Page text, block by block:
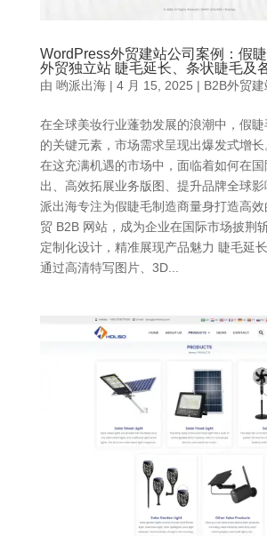
WordPress外贸建站公司案例：假
外贸独立站 睫毛延长、条状睫毛及
由 哟派出海| 4 月 15, 2025 | B2B外贸建
在全球美妆行业蓬勃发展的浪潮中，假
的关键元素，市场需求呈现出爆发式增
在这充满机遇的市场中，面临着如何在
出、高效拓展业务版图、提升品牌全球
派出海专注为假睫毛制造商量身打造高
贸 B2B 网站，成为企业在国际市场披荆
定制化设计，精准展现产品魅力 睫毛延
通过高清特写图片、3D...